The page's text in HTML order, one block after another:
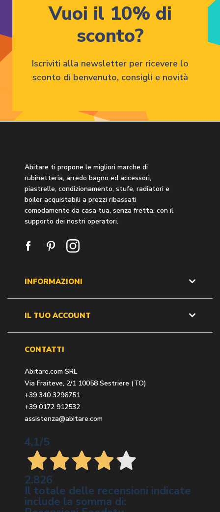
Vuoi il 10% di
sconto?
Iscriviti alla newsletter per ricevere lo
sconto di benvenuto, consigli e novità
Abitare ti propone le migliori marche di
rubinetteria, arredo bagno ed accessori,
piastrelle, condizionamento, stufe, radiatori e
boiler acquistabili a prezzi ribassati
comodamente da casa tua, senza fretta, con il
supporto dei nostri operatori.
INFORMAZIONI
IL TUO ACCOUNT
CONTATTI
Abitare.com SRL
Via Fraiteve, 2/1 10058 Sestriere (TO)
+39 340 3296751
+39 0172 912532
assistenza@abitare.com
4,1/5
2.826
Il totale delle recensioni indicate
include la somma di: